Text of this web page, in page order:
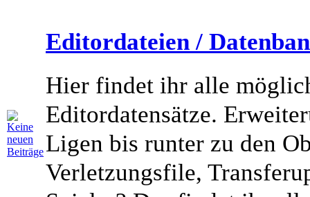
Editordateien /
Hier findet ihr alle
Editordatensätze.
Ligen bis runter zu den
Verletzungsfile,